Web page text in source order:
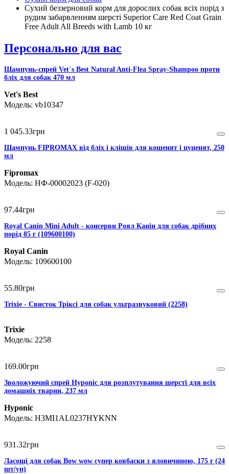
Сухий беззерновий корм для дорослих собак всіх порід з
рудим забарвленням шерсті Superior Care Red Coat Grain
Free Adult All Breeds with Lamb 10 кг
Персонально для вас
Шампунь-спрей Vet`s Best Natural Anti-Flea Spray-Shampoo проти
бліх для собак 470 мл
Vet's Best
vb10347
1 045.33грн
Шампунь FIPROMAX від бліх і клішів для кошенят і цуценят, 250
мл
Fipromax
НФ-00002023 (F-020)
97.44грн
Royal Canin Mini Adult - консерви Роял Канін для собак дрібних
порід 85 г (109600100)
Royal Canin
109600100
55.80грн
Trixie - Свисток Тріксі для собак ультразвуковий (2258)
Trixie
2258
169.00грн
Зволожуючий спрей Hyponic для розплутування шерсті для всіх
домашніх тварин, 237 мл
Hyponic
H3MI1AL0237HYKNN
931 .32грн
Ласощі для собак Bow wow супер ковбаски з яловичиною, 175 г (24
шт/уп)